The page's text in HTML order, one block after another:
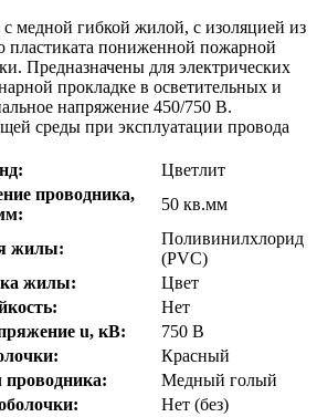
медной гибкой жилой, с изоляцией из
пластиката пониженной пожарной
Предназначены для электрических
прокладке в осветительных и
напряжение 450/750 В.
среды при эксплуатации провода
Цветлит
проводника,
50 кв.мм
жилы:
Поливинилхлорид
(PVC)
жилы:
Цвет
Нет
u, кВ:
750 В
Красный
Медный голый
Нет (без)